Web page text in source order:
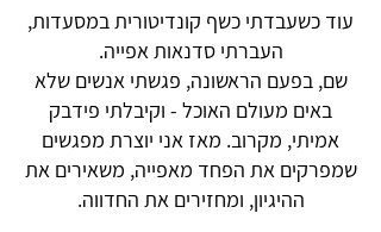
עוד כשעבדתי כשף קונדיטורית במסעדות,
העברתי סדנאות אפייה.
שם, בפעם הראשונה, פגשתי אנשים שלא
באים מעולם האוכל - וקיבלתי פידבק
אמיתי, מקרוב. מאז אני יוצרת מפגשים
שמפרקים את הפחד מאפייה, משאירים את
ההיגיון, ומחזירים את החדווה.